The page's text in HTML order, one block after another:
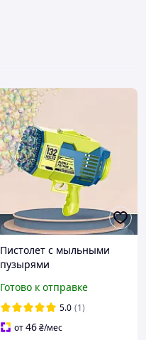
Пистолет с мыльными
пузырями
подсветкой 132 отверстия
USB зарядка для детей и
взрослых
Готово к отправке
5.0 (1)
от46₴/мес